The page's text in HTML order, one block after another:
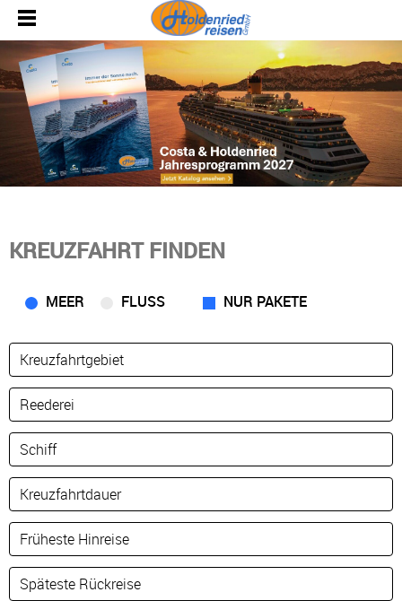
KREUZFAHRT FINDEN
MEER FLUSS NUR PAKETE